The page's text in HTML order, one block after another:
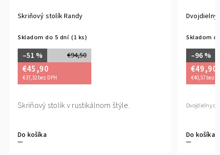
Skriňový stolík Randy
Skladom do 5 dní (1 ks)
€94,50
–51 %
€45,90
€37,32 bez DPH
Do košíka
Skriňový stolík v rustikálnom štýle.
Dvojdielny
Skladom
–96 %
€49,90
€40,57 bez
Do košíka
Dvojdielny